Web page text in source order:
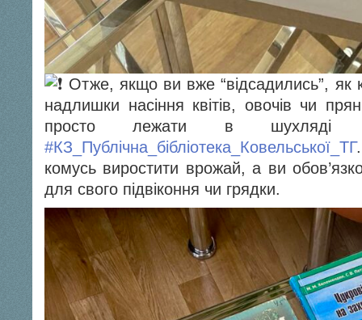
Отже, якщо ви вже “відсадились”, як
надлишки насіння квітів, овочів чи
просто лежати в
#КЗ_Публічна_бібліотека_Ковельської_ТГ
комусь виростити врожай, а ви
для свого підвіконня чи грядки.